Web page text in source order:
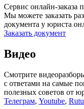
Сервис онлайн-заказа
Мы можете заказать
документа у юриста
Заказать документ
Видео
Смотрите
с ответами на самые
полезных советов от
Телеграм, Youtube,